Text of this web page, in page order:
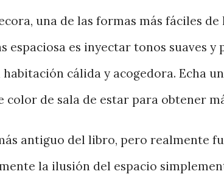
una de las formas más fáciles
espaciosa es inyectar tonos suaves
cálida y acogedora. Echa
color de sala de estar para obtener
antiguo del libro, pero realmente
la ilusión del espacio